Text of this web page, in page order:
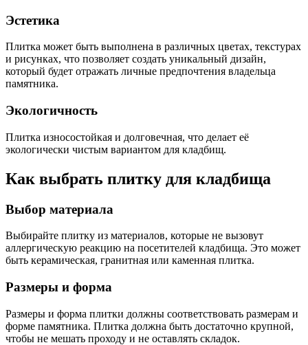
Эстетика
Плитка может быть выполнена в различных цветах, текстурах
и рисунках, что позволяет создать уникальный дизайн,
который будет отражать личные предпочтения владельца
памятника.
Экологичность
Плитка износостойкая и долговечная, что делает её
экологически чистым вариантом для кладбищ.
Как выбрать плитку для кладбища
Выбор материала
Выбирайте плитку из материалов, которые не вызовут
аллергическую реакцию на посетителей кладбища. Это может
быть керамическая, гранитная или каменная плитка.
Размеры и форма
Размеры и форма плитки должны соответствовать размерам и
форме памятника. Плитка должна быть достаточно крупной,
чтобы не мешать проходу и не оставлять складок.